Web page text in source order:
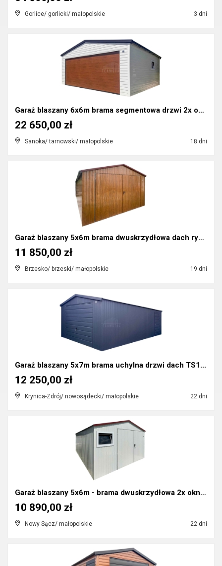
Gorlice/ gorlicki/ małopolskie 3 dni
Garaż blaszany 6x6m brama segmentowa drzwi 2x okn...
Sanoka/ tarnowski/ małopolskie 18 dni
22 650,00 zł
Garaż blaszany 5x6m brama dwuskrzydłowa dach rynn...
Brzesko/ brzeski/ małopolskie 19 dni
11 850,00 zł
Garaż blaszany 5x7m brama uchylna drzwi dach TS1...
Krynica-Zdrój/ nowosądecki/ małopolskie 22 dni
12 250,00 zł
Garaż blaszany 5x6m - brama dwuskrzydłowa 2x okno...
Nowy Sącz/ małopolskie 22 dni
10 890,00 zł